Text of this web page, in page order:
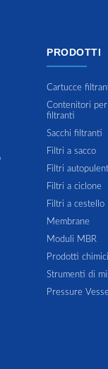
PRODOTTI
Cartucce
Contenitori
filtranti
Sacchi filtranti
Filtri a sacco
Filtri
Filtri a ciclone
Filtri a cestello
Membrane
Moduli MBR
Prodotti chimici
Strumenti di
Pressure